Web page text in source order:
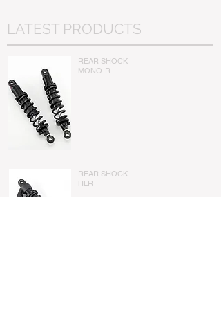
LATEST PRODUCTS
REAR SHOCK
​MONO-R
REAR SHOCK
​HLR